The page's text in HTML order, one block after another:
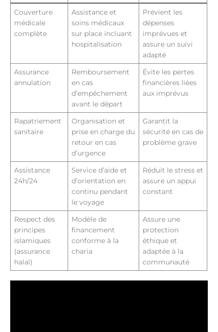
Couverture
médicale
complète
Assistance et
soins médicaux
sur place incluant
hospitalisation
Prévient les
dépenses
imprévues et
assure un suivi
adapté
Assurance
annulation
Remboursement
en cas
d’empêchement
avant le départ
Évite les pertes
financières liées
aux imprévus
Rapatriement
sanitaire
Organisation et
prise en charge du
retour en cas
d’urgence
Garantit la
sécurité en cas de
problème grave
Assistance
24h/24
Service d’aide et
d’orientation en
continu pendant
le voyage
Réduit le stress et
assure un appui
constant
Respect des
principes
islamiques
(assurance
halal)
Modèle de
financement
conforme à la
charia
Assure une
protection
éthique et
adaptée à la
communauté